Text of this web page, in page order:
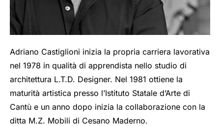
Adriano Castiglioni inizia la propria carriera lavorativa
nel 1978 in qualità di apprendista nello studio di
architettura L.T.D. Designer. Nel 1981 ottiene la
maturità artistica presso l’Istituto Statale d’Arte di
Cantù e un anno dopo inizia la collaborazione con la
ditta M.Z. Mobili di Cesano Maderno.